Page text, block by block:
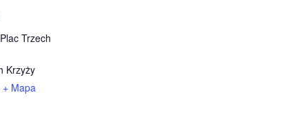
Trzech
Krzyży
+ Mapa